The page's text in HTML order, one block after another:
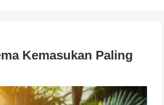
Kemasukan Paling